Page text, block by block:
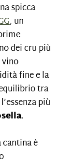
spicca
, un
dei cru più
fine e la
tra
più
.
è